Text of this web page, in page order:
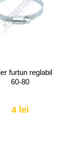
furtun reglabil
60-80
4 lei